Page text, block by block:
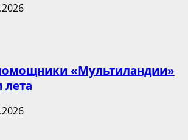
«Мультиландии»
лета